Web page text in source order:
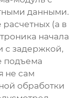
данными.
(а в
начала
с задержкой,
подъема
не сам
обработки